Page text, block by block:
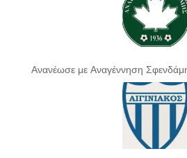
Ανανέωσε με Αναγέννηση